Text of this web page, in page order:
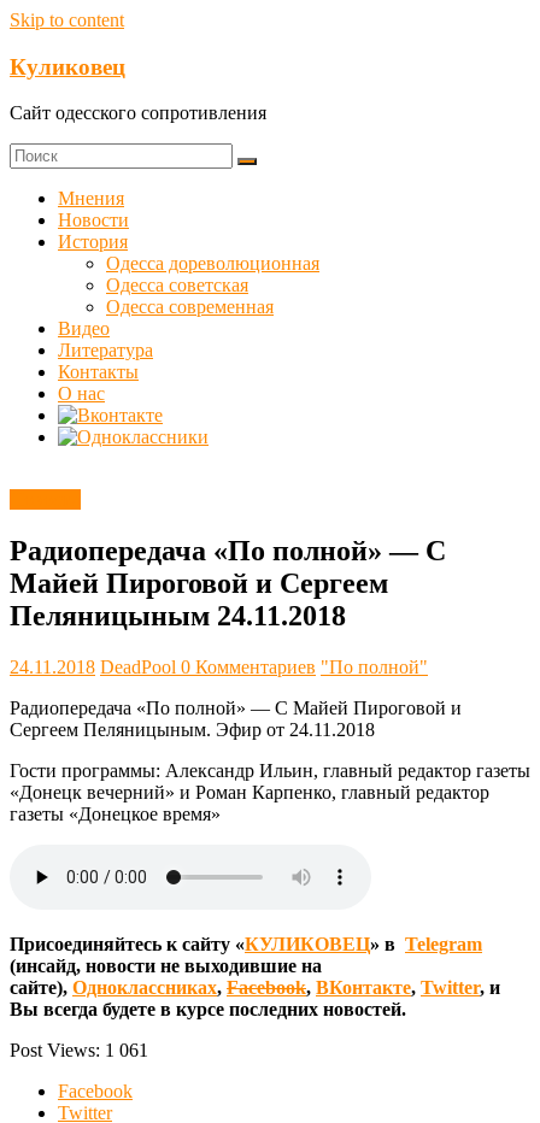
Skip to content
Куликовец
Сайт одесского сопротивления
Мнения
Новости
История
Одесса дореволюционная
Одесса советская
Одесса современная
Видео
Литература
Контакты
О нас
Радиопередача «По полной» — С
Майей Пироговой и Сергеем
Пеляницыным 24.11.2018
24.11.2018 DeadPool 0 Комментариев "По полной"
Радиопередача «По полной» — С Майей Пироговой и
Сергеем Пеляницыным. Эфир от 24.11.2018
Гости программы: Александр Ильин, главный редактор газеты
«Донецк вечерний» и Роман Карпенко, главный редактор
газеты «Донецкое время»
Присоединяйтесь к сайту «КУЛИКОВЕЦ» в Telegram
(инсайд, новости не выходившие на
сайте), Одноклассниках, Facebook, ВКонтакте, Twitter, и
Вы всегда будете в курсе последних новостей.
Post Views: 1 061
Facebook
Twitter